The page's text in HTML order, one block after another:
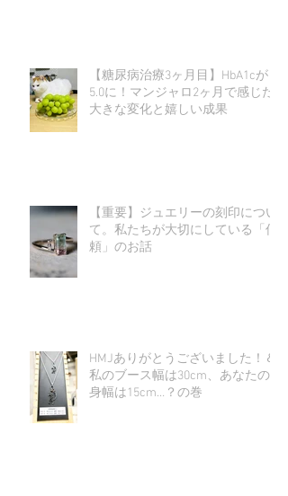
【糖尿病治療3ヶ月目】HbA1cが
5.0に！マンジャロ2ヶ月で感じた
大きな変化と嬉しい成果
【重要】ジュエリーの刻印につい
て。私たちが大切にしている「信
頼」のお話
HMJありがとうございました！＆
私のブース幅は30cm、あなたの
身幅は15cm…？の巻